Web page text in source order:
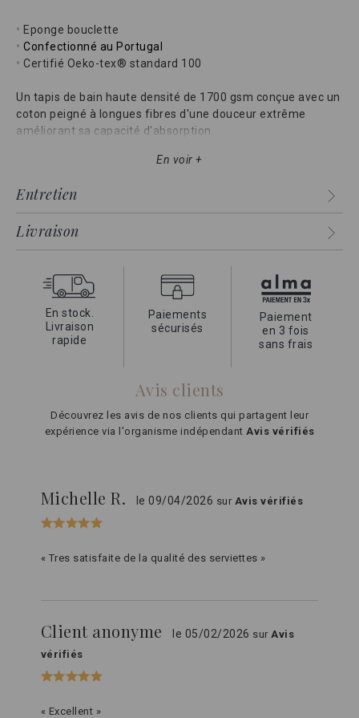
• Eponge bouclette
• Confectionné au Portugal
• Certifié Oeko-tex® standard 100
Un tapis de bain haute densité de 1700 gsm conçue avec un
coton peigné à longues fibres d'une douceur extrême
améliorant sa capacité d'absorption.
En voir +
Entretien
Livraison
En stock.
Livraison
rapide
Paiements
sécurisés
Paiement
en 3 fois
sans frais
Avis clients
Découvrez les avis de nos clients qui partagent leur
expérience via l'organisme indépendant Avis vérifiés
Michelle R. le 09/04/2026 sur Avis vérifiés
« Tres satisfaite de la qualité des serviettes »
Client anonyme le 05/02/2026 surAvis
vérifiés
« Excellent »